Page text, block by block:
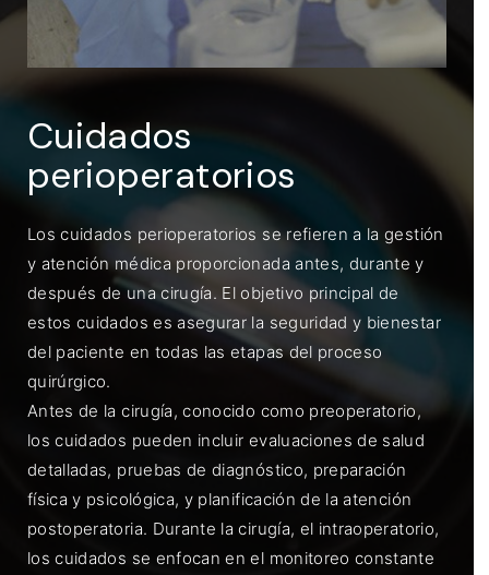
Cuidados
perioperatorios
Los cuidados perioperatorios se refieren a la gestión
y atención médica proporcionada antes, durante y
después de una cirugía. El objetivo principal de
estos cuidados es asegurar la seguridad y bienestar
del paciente en todas las etapas del proceso
quirúrgico.
Antes de la cirugía, conocido como preoperatorio,
los cuidados pueden incluir evaluaciones de salud
detalladas, pruebas de diagnóstico, preparación
física y psicológica, y planificación de la atención
postoperatoria. Durante la cirugía, el intraoperatorio,
los cuidados se enfocan en el monitoreo constante